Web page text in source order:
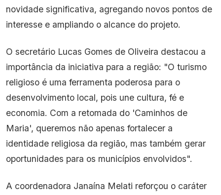
novidade significativa, agregando novos pontos de
interesse e ampliando o alcance do projeto.
O secretário Lucas Gomes de Oliveira destacou a
importância da iniciativa para a região: "O turismo
religioso é uma ferramenta poderosa para o
desenvolvimento local, pois une cultura, fé e
economia. Com a retomada do 'Caminhos de
Maria', queremos não apenas fortalecer a
identidade religiosa da região, mas também gerar
oportunidades para os municípios envolvidos".
A coordenadora Janaína Melati reforçou o caráter